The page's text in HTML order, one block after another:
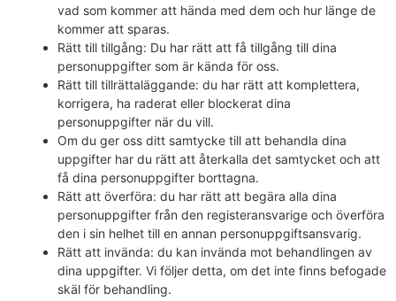
vad som kommer att hända med dem och hur länge de
kommer att sparas.
Rätt till tillgång: Du har rätt att få tillgång till dina
personuppgifter som är kända för oss.
Rätt till tillrättaläggande: du har rätt att komplettera,
korrigera, ha raderat eller blockerat dina
personuppgifter när du vill.
Om du ger oss ditt samtycke till att behandla dina
uppgifter har du rätt att återkalla det samtycket och att
få dina personuppgifter borttagna.
Rätt att överföra: du har rätt att begära alla dina
personuppgifter från den registeransvarige och överföra
den i sin helhet till en annan personuppgiftsansvarig.
Rätt att invända: du kan invända mot behandlingen av
dina uppgifter. Vi följer detta, om det inte finns befogade
skäl för behandling.